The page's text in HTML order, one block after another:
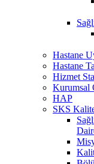
Hastane
Hastane
Hizmet
Kurumsal
HAP
SKS